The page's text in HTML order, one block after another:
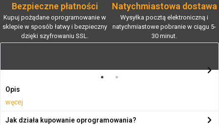
Bezpieczne płatności
Kupuj pożądane oprogramowanie w
sklepie w sposób łatwy i bezpieczny
dzięki szyfrowaniu SSL.
Natychmiastowa dostawa
Wysyłka pocztą elektroniczną i
natychmiastowe pobranie w ciągu 5-
30 minut.
Opis
węcej
Jak działa kupowanie oprogramowania?